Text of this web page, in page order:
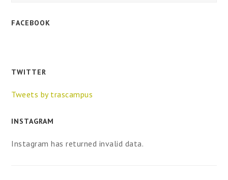
FACEBOOK
TWITTER
Tweets by trascampus
INSTAGRAM
Instagram has returned invalid data.